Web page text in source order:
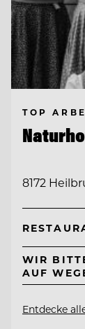
TOP
8172
WIR
AUF
Entdecke